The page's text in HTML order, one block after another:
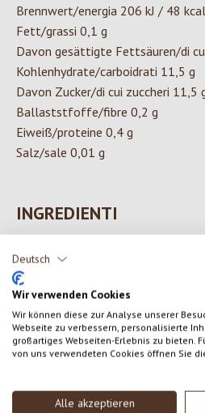
Deutsch
Wir verwenden Cookies
Wir können diese zur Analyse unserer
Webseite zu verbessern, personalisierte
großartiges Webseiten-Erlebnis zu bieten.
von uns verwendeten Cookies öffnen Sie
Alle akzeptieren
Brennwert/energia 206 kJ / 48 kcal
Fett/grassi 0,1 g
Davon gesättigte Fettsäuren/di
Kohlenhydrate/carboidrati 11,5 g
Davon Zucker/di cui zuccheri 11,5
Ballaststfoffe/fibre 0,2 g
Eiweiß/proteine 0,4 g
Salz/sale 0,01 g
INGREDIENTI
0 di 0 valutazioni
Condividi le tue esperienze con il